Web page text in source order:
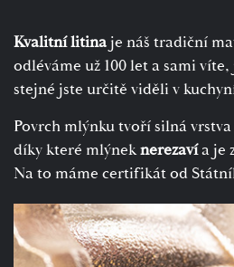
Kvalitní litina je náš tradiční
odléváme už 100 let a sami
stejné jste určitě viděli v
Povrch mlýnku tvoří silná vrstva
díky které mlýneknerezavía je
Na to máme certifikát od